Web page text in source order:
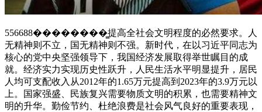
556688��������̳提高全社会文明程度的必然要求。人
无精神则不立，国无精神则不强。新时代，在以习近平同志为
核心的党中央坚强领导下，我国经济发展取得举世瞩目的成
就。经济实力实现历史性跃升，人民生活水平明显提升，居民
人均可支配收入从2012年的1.65万元提高到2023年的3.9万元以
上。国家强盛、民族复兴需要物质文明的积累，也需要精神文
明的升华。勤俭节约、杜绝浪费是社会风气良好的重要表现，